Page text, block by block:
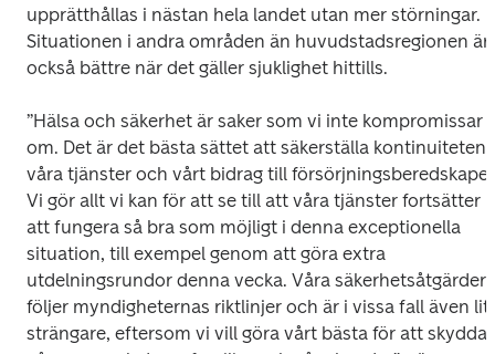
upprätthållas i nästan hela landet utan mer störningar.
Situationen i andra områden än huvudstadsregionen är
också bättre när det gäller sjuklighet hittills.
”Hälsa och säkerhet är saker som vi inte kompromissar
om. Det är det bästa sättet att säkerställa kontinuiteten i
våra tjänster och vårt bidrag till
Vi gör allt vi kan för att se till att våra tjänster fortsätter
att fungera så bra som möjligt i denna exceptionella
situation, till exempel genom att göra extra
utdelningsrundor denna vecka. Våra säkerhetsåtgärder
följer myndigheternas riktlinjer och är i vissa fall även
strängare, eftersom vi vill göra vårt bästa för att skydda